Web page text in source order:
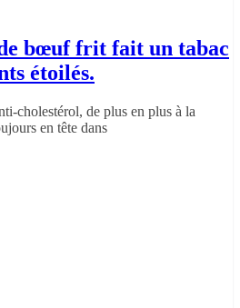
bœuf frit fait un tabac
étoilés.
cholestérol, de plus en plus à la
en tête dans